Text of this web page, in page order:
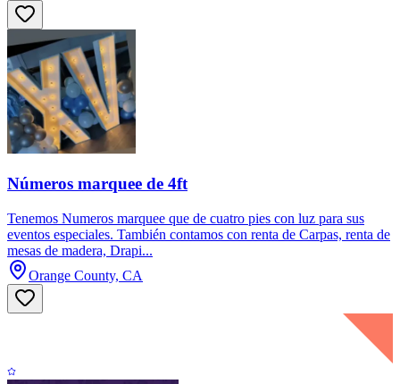
Números marquee de 4ft
Tenemos Numeros marquee que de cuatro pies con luz para sus
eventos especiales. También contamos con renta de Carpas, renta de
mesas de madera, Drapi...
Orange County, CA